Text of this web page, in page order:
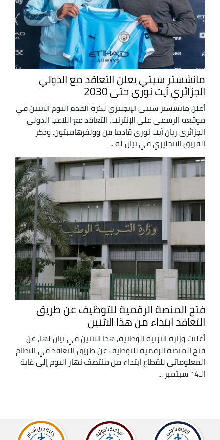
مانشستر سيتي يعلن التعاقد مع الدولي
الجزائري آيت نوري حتى 2030
أعلن مانشستر سيتي الإنجليزي لكرة القدم اليوم الاثنين في
موقعه الرسمي على الإنترنت، التعاقد مع اللاعب الدولي
الجزائري ريان آيت نوري قادما من وولفرهامبتون. وذكر
الفريق الانجليزي في بيان له ...
فتح المنصة الرقمية للتوظيف عن طريق
التعاقد ابتداء من هذا الاثنين
أعلنت وزارة التربية الوطنية, هذا الاثنين في بيان لها, عن
فتح المنصة الرقمية للتوظيف عن طريق التعاقد في النظام
المعلوماتي للقطاع ابتداء من منتصف نهار اليوم إلى غاية